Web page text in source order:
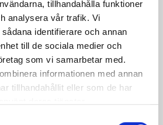
tillhandahålla funktioner
analysera vår trafik. Vi
identifierare och annan
till de sociala medier och
som vi samarbetar med.
informationen med annan
tillhandahållit eller som de har
För Handsömnad
Pris
25,00 kr